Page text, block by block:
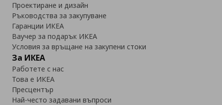
Проектиране и дизайн
Ръководства за закупуване
Гаранции ИКЕА
Ваучер за подарък ИКЕА
Условия за връщане на закупени стоки
За ИКЕА
Работете с нас
Това е ИКЕА
Пресцентър
Най-често задавани въпроси